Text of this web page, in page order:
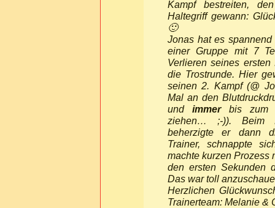
Kampf bestreiten,
Haltegriff gewann:
🙂
Jonas hat es
einer Gruppe mit 7
Verlieren seines
die Trostrunde. Hier
seinen 2. Kampf (@
Mal an den
und immerbis zum
ziehen… ;-)).
beherzigte er dann
Trainer, schnappte
machte kurzen Prozess
den ersten Sekunden
Das war toll
Herzlichen
Trainerteam: Melanie &